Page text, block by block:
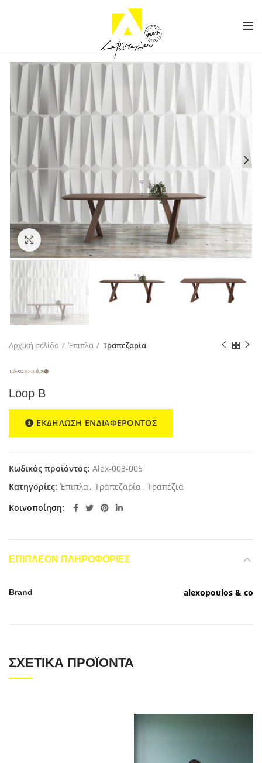
Click to enlarge
Αρχική σελίδα Έπιπλα Τραπεζαρία
Loop B
ΕΚΔΗΛΩΣΗ ΕΝΔΙΑΦΕΡΟΝΤΟΣ
Κωδικός προϊόντος: Alex-003-005
Κατηγορίες: Έπιπλα, Τραπεζαρία, Τραπέζια
Κοινοποίηση
ΕΠΙΠΛΈΟΝ ΠΛΗΡΟΦΟΡΊΕΣ
Brand alexopoulos & co
ΣΧΕΤΙΚΆ ΠΡΟΪΌΝΤΑ